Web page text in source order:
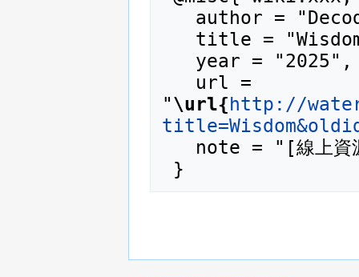
"\url{http://